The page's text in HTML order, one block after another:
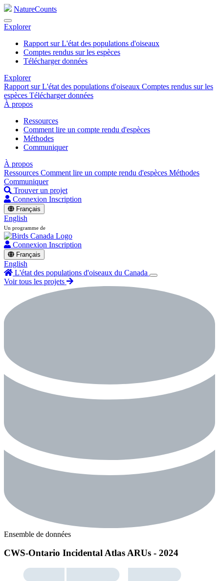
NatureCounts
Explorer
Rapport sur L'état des populations d'oiseaux
Comptes rendus sur les espèces
Télécharger données
Explorer
Rapport sur L'état des populations d'oiseaux Comptes rendus sur les
espèces Télécharger données
À propos
Ressources
Comment lire un compte rendu d'espèces
Méthodes
Communiquer
À propos
Ressources Comment lire un compte rendu d'espèces Méthodes
Communiquer
Trouver un projet
Connexion Inscription
Français
English
Un programme de
Connexion Inscription
Français
English
L'état des populations d'oiseaux du Canada
Voir tous les projets
Ensemble de données
CWS-Ontario Incidental Atlas ARUs - 2024